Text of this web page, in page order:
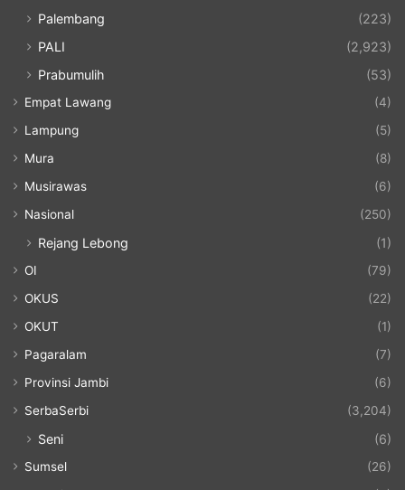
Palembang
(223)
PALI
(2,923)
Prabumulih
(53)
Empat Lawang
(4)
Lampung
(5)
Mura
(8)
Musirawas
(6)
Nasional
(250)
Rejang Lebong (1)
OI
(79)
OKUS
(22)
OKUT
(1)
Pagaralam
(7)
Provinsi Jambi
(6)
SerbaSerbi
(3,204)
Seni (6)
Sumsel
(26)